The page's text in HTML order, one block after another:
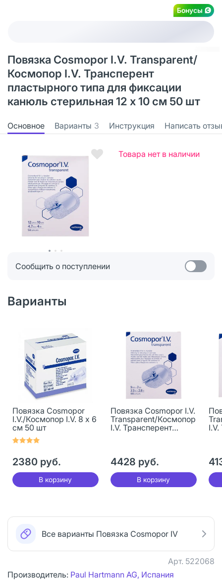
Бонусы
Повязка Cosmopor I.V. Transparent/
Космопор I.V. Трансперент
пластырного типа для фиксации
канюль стерильная 12 х 10 см 50 шт
Основное Варианты 3 Инструкция Написать
Товара нет в наличии
Сообщить о поступлении
Варианты
Повязка Cosmopor
I.V./Космопор I.V. 8 х 6
см 50 шт
2380 руб.
В корзину
Повязка Cosmopor I.V.
Transparent/Космопор
I.V. Трансперент
100 шт
4428 руб.
В корзину
Все варианты Повязка Cosmopor IV
Арт. 522068
Производитель: Paul Hartmann AG, Испания